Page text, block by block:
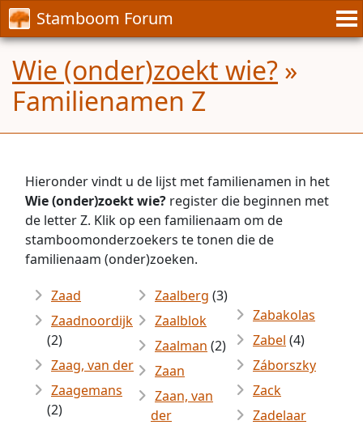
Stamboom Forum
Wie (onder)zoekt wie? »
Familienamen Z
Hieronder vindt u de lijst met familienamen in het
Wie (onder)zoekt wie? register die beginnen met
de letter Z. Klik op een familienaam om de
stamboomonderzoekers te tonen die de
familienaam (onder)zoeken.
Zaad
Zaadnoordijk
(2)
Zaag, van der
Zaagemans
(2)
Zaalberg (3)
Zaalblok
Zaalman (2)
Zaan
Zaan, van
der
Zabakolas
Zabel (4)
Záborszky
Zack
Zadelaar